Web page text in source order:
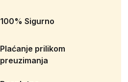
100% Sigurno
Plaćanje prilikom
preuzimanja